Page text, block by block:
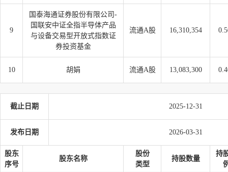
9
国泰海通证券股份有限公司-
国联安中证全指半导体产品
与设备交易型开放式指数证
券投资基金
流通A股 16,310,354
10 胡娟 流通A股 13,083,300
截止日期 2025-12-31
发布日期 2026-03-31
股东
序号
股东名称
股份
类型
持股数量
持